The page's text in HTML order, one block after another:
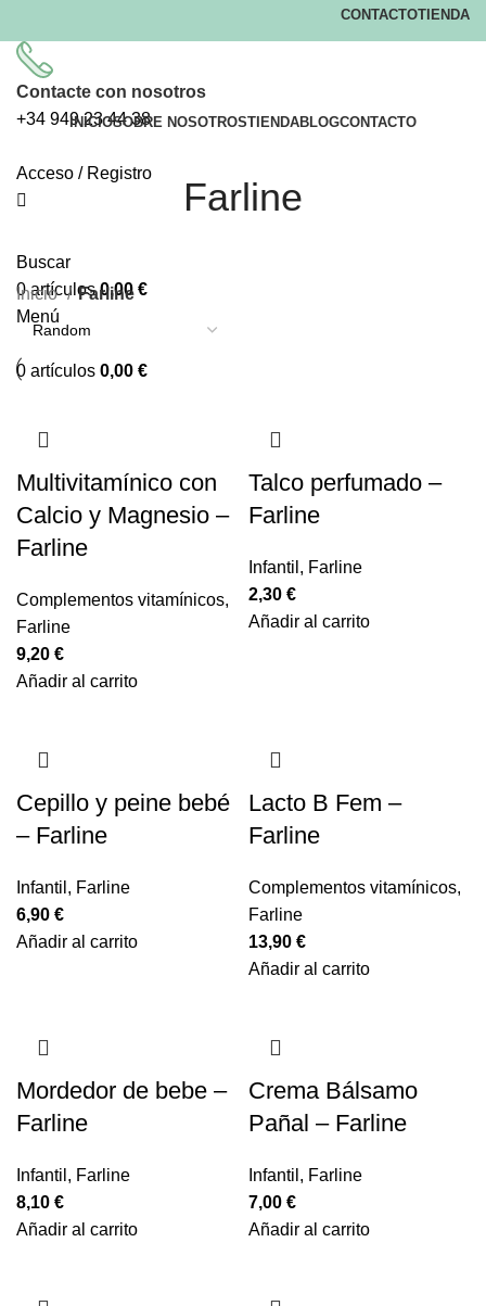
CONTACTOTIENDA
Contacte con nosotros
+34 949 23 44 38
Acceso / Registro
Buscar
0artículos 0,00€
Menú
0 artículos 0,00 €
INICIOSOBRE NOSOTROSTIENDABLOGCONTACTO
Farline
Inicio Farline
Multivitamínico con
Calcio y Magnesio –
Farline
Complementos vitamínicos,
Farline
9,20 €
Añadir al carrito
Talco perfumado –
Farline
Infantil , Farline
2,30 €
Añadir al carrito
Cepillo y peine bebé
– Farline
Infantil , Farline
6,90 €
Añadir al carrito
Lacto B Fem –
Farline
Complementos vitamínicos,
Farline
13,90 €
Añadir al carrito
Mordedor de bebe –
Farline
Infantil , Farline
8,10 €
Añadir al carrito
Crema Bálsamo
Pañal – Farline
Infantil , Farline
7,00 €
Añadir al carrito